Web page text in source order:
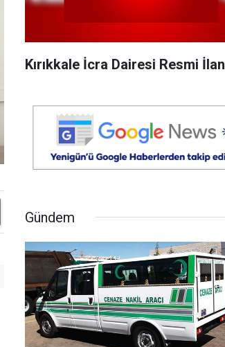
Kırıkkale İcra Dairesi Resmi İlan
Gündem